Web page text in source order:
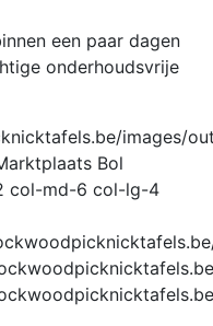
een paar dagen
onderhoudsvrije
Bol
col-md-6 col-lg-4